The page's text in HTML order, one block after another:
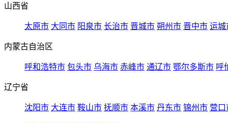
山西省
太原市 大同市 阳泉市 长治市 晋城市 朔州市 晋中市 运城
内蒙古自治区
呼和浩特市 包头市 乌海市 赤峰市 通辽市 鄂尔多斯市 呼
辽宁省
沈阳市 大连市 鞍山市 抚顺市 本溪市 丹东市 锦州市 营口